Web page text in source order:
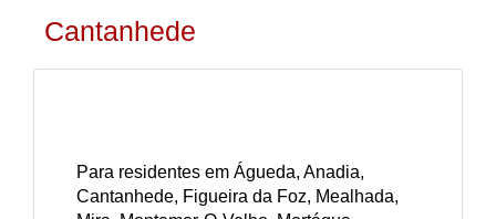
Cantanhede
Para residentes em Águeda, Anadia,
Cantanhede, Figueira da Foz, Mealhada,